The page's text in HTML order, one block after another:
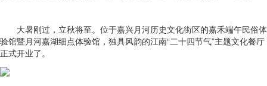
大暑刚过，立秋将至。位于嘉兴月河历史文化街区的嘉禾端午民俗体
验馆暨月河嘉湖细点体验馆，独具风韵的江南“二十四节气”主题文化餐厅
正式开业了。